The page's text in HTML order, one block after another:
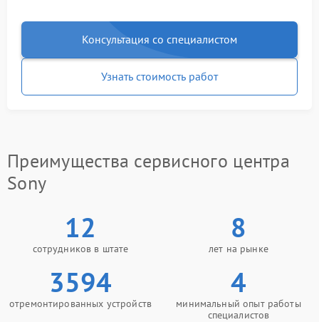
Консультация со специалистом
Узнать стоимость работ
Преимущества сервисного центра
Sony
12
сотрудников в штате
8
лет на рынке
3594
отремонтированных устройств
4
минимальный опыт работы
специалистов